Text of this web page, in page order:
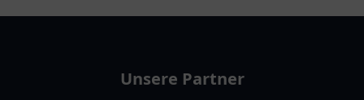
Unsere Partner